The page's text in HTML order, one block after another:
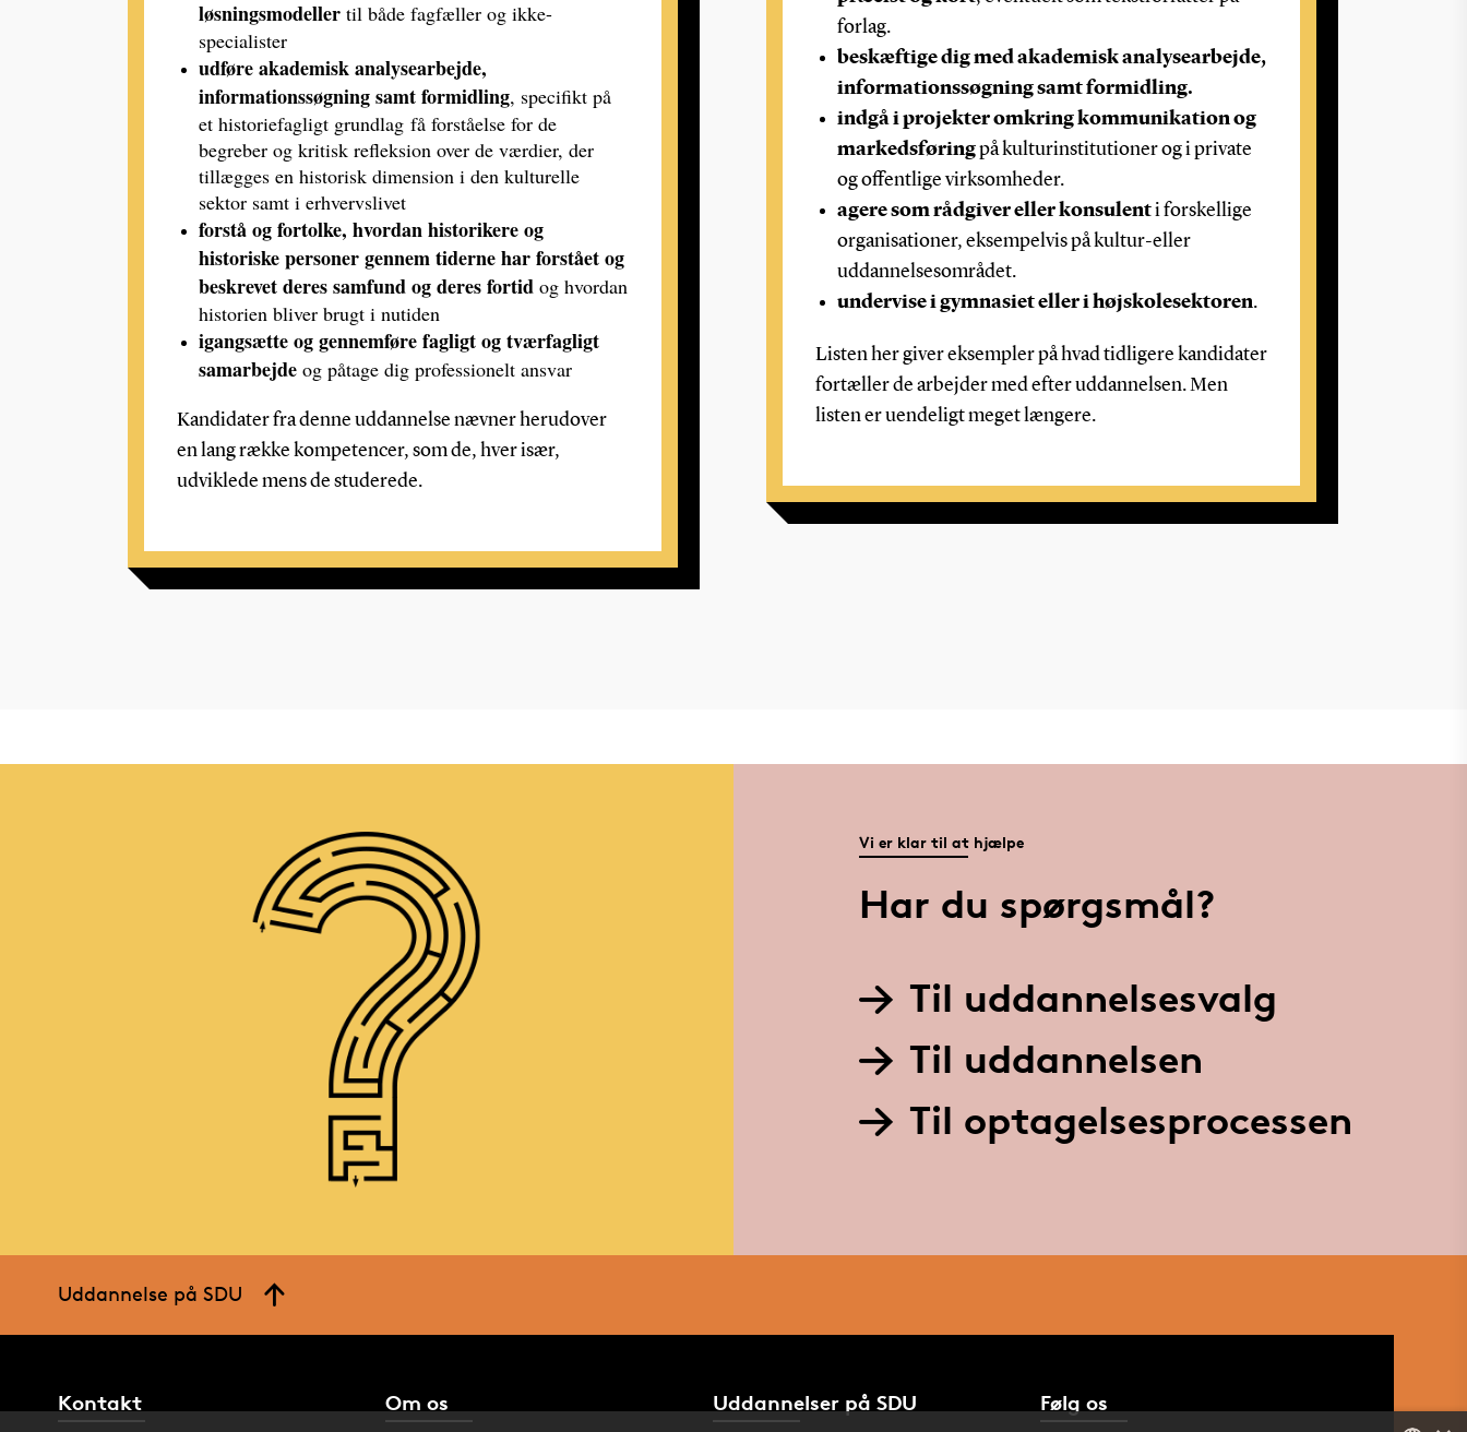
løsningsmodellertil både fagfæller og ikke-
specialister
udføre akademisk analysearbejde,
informationssøgning samt formidling, specifikt på
et historiefagligt grundlag få forståelse for de
begreber og kritisk refleksion over de værdier, der
tillægges en historisk dimension i den kulturelle
sektor samt i erhvervslivet
forstå og fortolke, hvordan historikere og
historiske personer gennem tiderne har forstået og
beskrevet deres samfund og deres fortid og hvordan
historien bliver brugt i nutiden
igangsætte og gennemføre fagligt og tværfagligt
samarbejdeog påtage dig professionelt ansvar
Kandidater fra denne uddannelse nævner herudover
en lang række kompetencer, som de, hver især,
udviklede mens de studerede.
forlag.
beskæftige dig med akademisk analysearbejde,
informationssøgning samt formidling.
indgå i projekter omkring kommunikation og
markedsføringpå kulturinstitutioner og i private
og offentlige virksomheder.
agere som rådgiver eller konsulenti forskellige
organisationer, eksempelvis på kultur-eller
uddannelsesområdet.
undervise i gymnasiet eller i højskolesektoren.
Listen her giver eksempler på hvad tidligere kandidater
fortæller de arbejder med efter uddannelsen. Men
listen er uendeligt meget længere.
Vi er klar til at hjælpe
Har du spørgsmål?
Til uddannelsesvalg
Til uddannelsen
Til optagelsesprocessen
Uddannelse på SDU
Kontakt Om os Uddannelser på SDU Følg os